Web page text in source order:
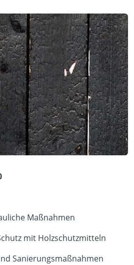
Maßnahmen
mit Holzschutzmitteln
Sanierungsmaßnahmen